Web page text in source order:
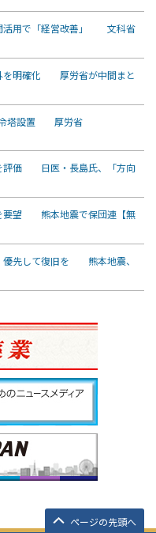
活用で「経営改善」 文科省
を明確化 厚労省が中間まと
令塔設置 厚労省
評価 日医・長島氏、「方向
要望 熊本地震で保団連【無
優先して復旧を 熊本地震、
ページの先頭へ